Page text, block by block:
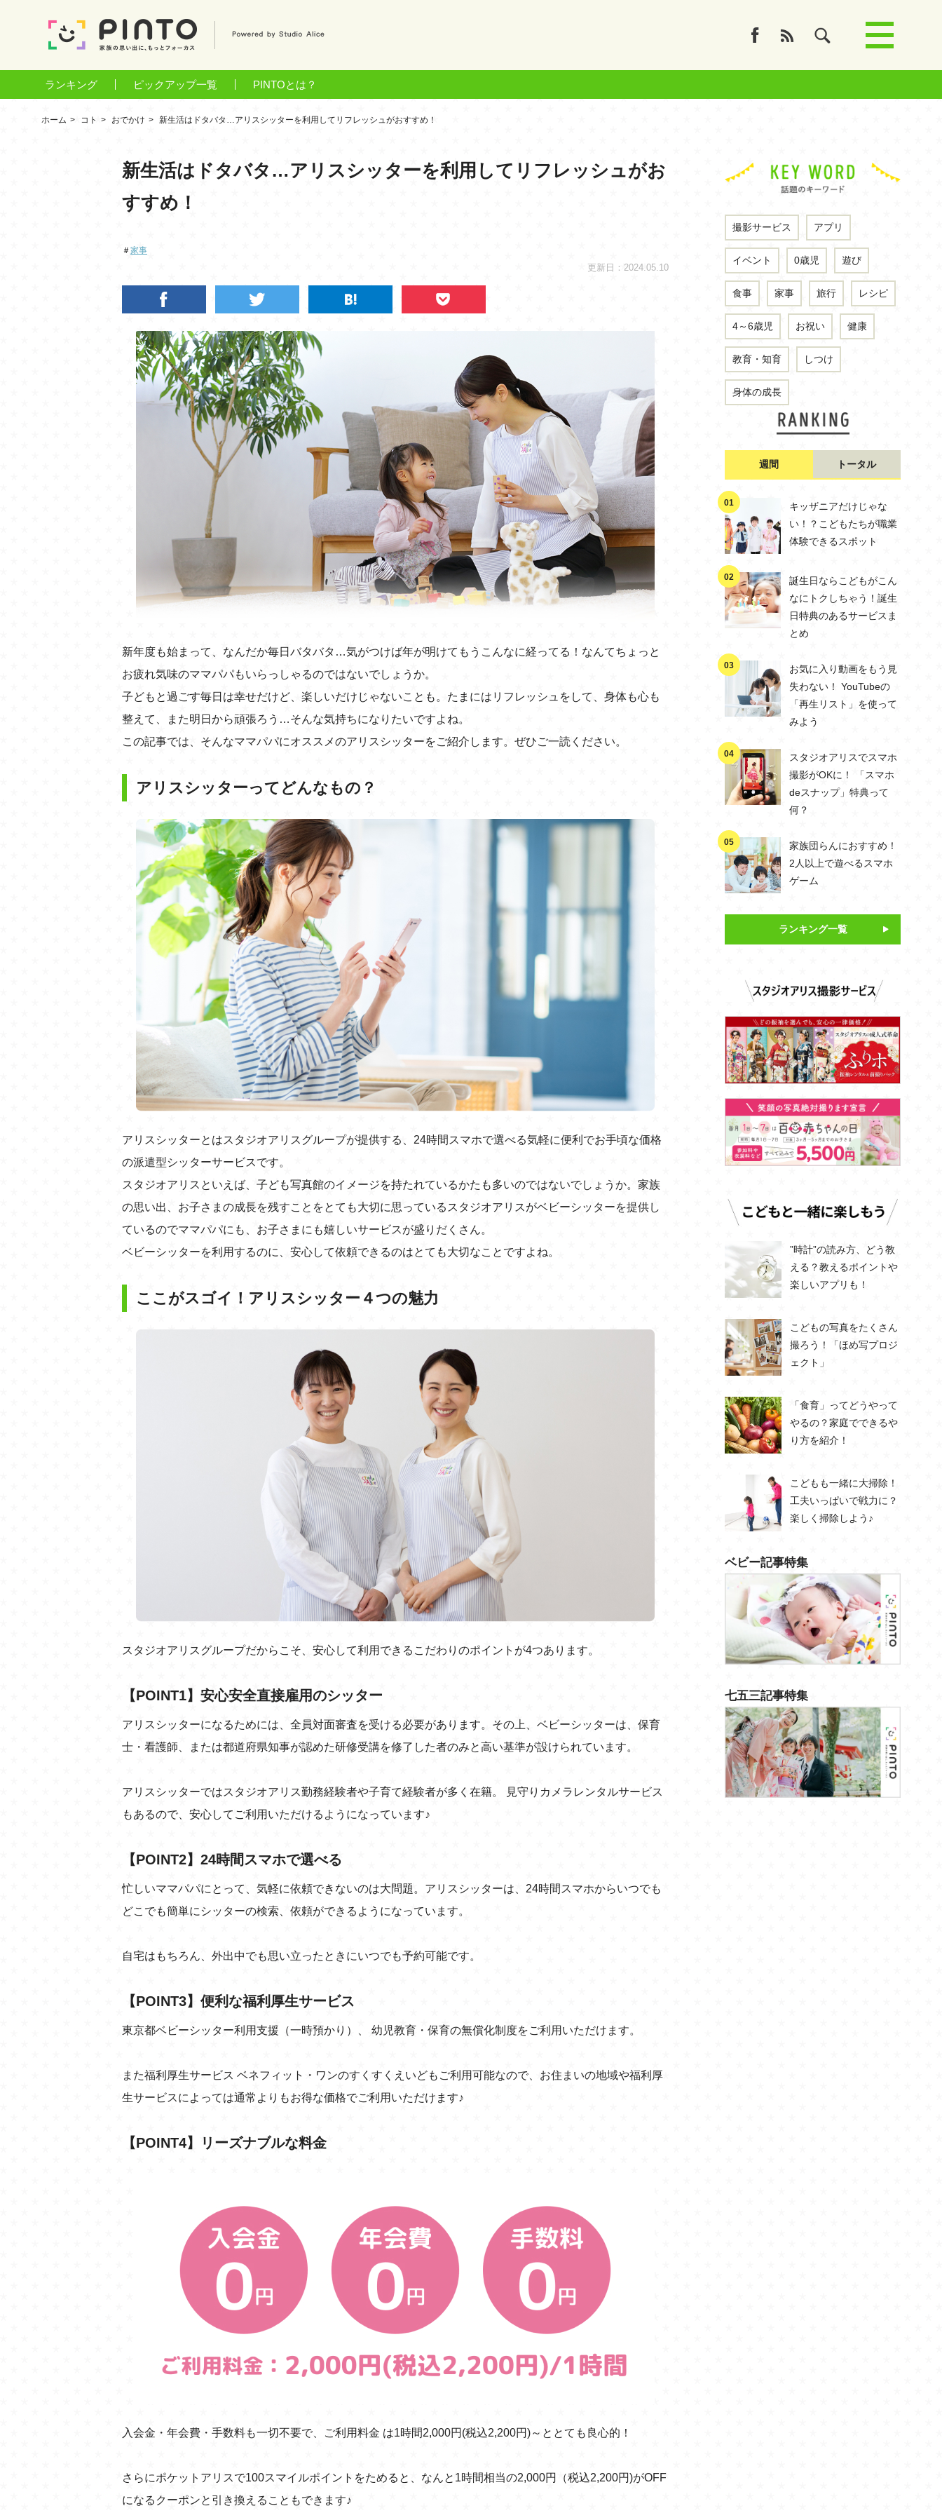
ランキング ピックアップ一覧 PINTOとは？
ホーム コト おでかけ 新生活はドタバタ…アリスシッターを利用してリフレッシュがおすすめ！
新生活はドタバタ…アリスシッターを利用してリフレッシュがお
すすめ！
＃家事
更新日：2024.05.10
新年度も始まって、なんだか毎日バタバタ…気がつけば年が明けてもうこんなに経ってる！なんてちょっと
お疲れ気味のママパパもいらっしゃるのではないでしょうか。
子どもと過ごす毎日は幸せだけど、楽しいだけじゃないことも。たまにはリフレッシュをして、身体も心も
整えて、また明日から頑張ろう…そんな気持ちになりたいですよね。
この記事では、そんなママパパにオススメのアリスシッターをご紹介します。ぜひご一読ください。
アリスシッターってどんなもの？
アリスシッターとはスタジオアリスグループが提供する、24時間スマホで選べる気軽に便利でお手頃な価格
の派遣型シッターサービスです。
スタジオアリスといえば、子ども写真館のイメージを持たれているかたも多いのではないでしょうか。家族
の思い出、お子さまの成長を残すことをとても大切に思っているスタジオアリスがベビーシッターを提供し
ているのでママパパにも、お子さまにも嬉しいサービスが盛りだくさん。
ベビーシッターを利用するのに、安心して依頼できるのはとても大切なことですよね。
ここがスゴイ！アリスシッター４つの魅力
スタジオアリスグループだからこそ、安心して利用できるこだわりのポイントが4つあります。
【POINT1】安心安全直接雇用のシッター
アリスシッターになるためには、全員対面審査を受ける必要があります。その上、ベビーシッターは、保育
士・看護師、または都道府県知事が認めた研修受講を修了した者のみと高い基準が設けられています。
アリスシッターではスタジオアリス勤務経験者や子育て経験者が多く在籍。 見守りカメラレンタルサービス
もあるので、安心してご利用いただけるようになっています♪
【POINT2】24時間スマホで選べる
忙しいママパパにとって、気軽に依頼できないのは大問題。アリスシッターは、24時間スマホからいつでも
どこでも簡単にシッターの検索、依頼ができるようになっています。
自宅はもちろん、外出中でも思い立ったときにいつでも予約可能です。
【POINT3】便利な福利厚生サービス
東京都ベビーシッター利用支援（一時預かり）、 幼児教育・保育の無償化制度をご利用いただけます。
また福利厚生サービス ベネフィット・ワンのすくすくえいどもご利用可能なので、お住まいの地域や福利厚
生サービスによっては通常よりもお得な価格でご利用いただけます♪
【POINT4】リーズナブルな料金
入会金・年会費・手数料も一切不要で、ご利用料金 は1時間2,000円(税込2,200円)～ととても良心的！
さらにポケットアリスで100スマイルポイントをためると、なんと1時間相当の2,000円（税込2,200円)がOFF
になるクーポンと引き換えることもできます♪
撮影サービス アプリ
イベント 0歳児 遊び
食事 家事 旅行 レシピ
4～6歳児 お祝い 健康
教育・知育 しつけ
身体の成長
週間 トータル
キッザニアだけじゃな
い！？こどもたちが職業
体験できるスポット
誕生日ならこどもがこん
なにトクしちゃう！誕生
日特典のあるサービスま
とめ
お気に入り動画をもう見
失わない！ YouTubeの
「再生リスト」を使って
みよう
スタジオアリスでスマホ
撮影がOKに！ 「スマホ
deスナップ」特典って
何？
家族団らんにおすすめ！
2人以上で遊べるスマホ
ゲーム
ランキング一覧
”時計”の読み方、どう教
える？教えるポイントや
楽しいアプリも！
こどもの写真をたくさん
撮ろう！「ほめ写プロジ
ェクト」
「食育」ってどうやって
やるの？家庭でできるや
り方を紹介！
こどもも一緒に大掃除！
工夫いっぱいで戦力に？
楽しく掃除しよう♪
ベビー記事特集
七五三記事特集